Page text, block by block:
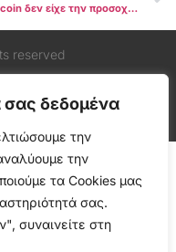
δεδομένα
την
την
τα Cookies μας
σας.
συναινείτε στη
Το Bitcoin δεν είχε την προσοχή των mainstream media στο δεύτερο τρίμηνο, παρά την άνοδο
reserved